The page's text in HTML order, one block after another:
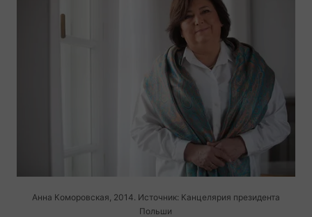
Анна Коморовская, 2014. Источник: Канцелярия президента
Польши